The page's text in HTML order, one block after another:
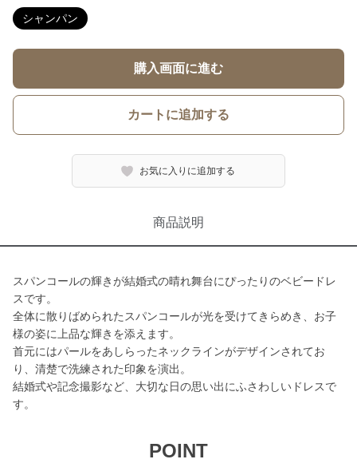
シャンパン
購入画面に進む
カートに追加する
お気に入りに追加する
商品説明
スパンコールの輝きが結婚式の晴れ舞台にぴったりのベビードレ
スです。
全体に散りばめられたスパンコールが光を受けてきらめき、お子
様の姿に上品な輝きを添えます。
首元にはパールをあしらったネックラインがデザインされてお
り、清楚で洗練された印象を演出。
結婚式や記念撮影など、大切な日の思い出にふさわしいドレスで
す。
POINT